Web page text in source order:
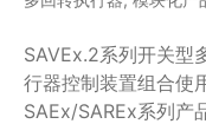
SAVEx.2系列开关型
行器控制装置组合使
SAEx/SAREx系列产